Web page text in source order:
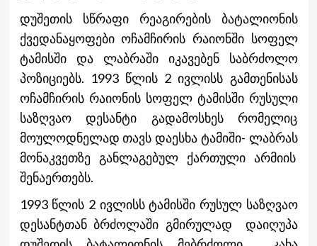
დუშეთის სწრაფი რეაგირების ბატალიონის
ქვედანაყოფები ოჩამჩირის რაიონში სოფელ
ტამისში და ლაბრაში იკავებენ საბრძოლო
პოზიციებს. 1993 წლის 2 ივლისს გამთენისას
ოჩამჩირის რაიონის სოფელ ტამისში რუსული
საზღვაო დესანტი გადამოსხეს რომელიც
მოულოდნელად თავს დაესხა ტამიში- ლაბრას
მონაკვეთზე განლაგებულ ქართული არმიის
შენაერთებს.
1993 წლის 2 ივლისს ტამისში რუსულ საზღვაო
დესანტთან ბრძოლაში გმირულად დაიღუპა